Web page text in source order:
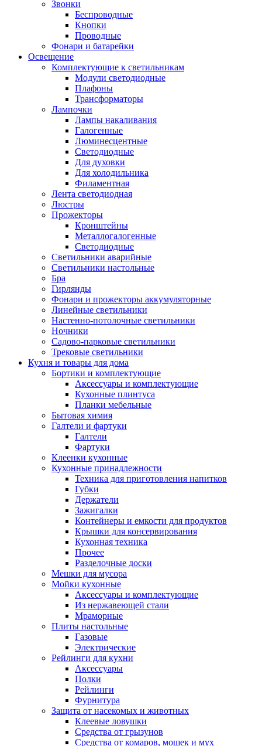
Звонки
Беспроводные
Кнопки
Проводные
Фонари и батарейки
Освещение
Комплектующие к светильникам
Модули светодиодные
Плафоны
Трансформаторы
Лампочки
Лампы накаливания
Галогенные
Люминесцентные
Светодиодные
Для духовки
Для холодильника
Филаментная
Лента светодиодная
Люстры
Прожекторы
Кронштейны
Металлогалогенные
Светодиодные
Светильники аварийные
Светильники настольные
Бра
Гирлянды
Фонари и прожекторы аккумуляторные
Линейные светильники
Настенно-потолочные светильники
Ночники
Садово-парковые светильники
Трековые светильники
Кухня и товары для дома
Бортики и комплектующие
Аксессуары и комплектующие
Кухонные плинтуса
Планки мебельные
Бытовая химия
Галтели и фартуки
Галтели
Фартуки
Клеенки кухонные
Кухонные принадлежности
Техника для приготовления напитков
Губки
Держатели
Зажигалки
Контейнеры и емкости для продуктов
Крышки для консервирования
Кухонная техника
Прочее
Разделочные доски
Мешки для мусора
Мойки кухонные
Аксессуары и комплектующие
Из нержавеющей стали
Мраморные
Плиты настольные
Газовые
Электрические
Рейлинги для кухни
Аксессуары
Полки
Рейлинги
Фурнитура
Защита от насекомых и животных
Клеевые ловушки
Средства от грызунов
Средства от комаров, мошек и мух